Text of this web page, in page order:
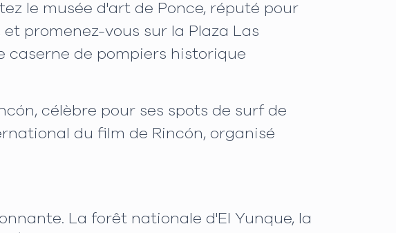
le musée d'art de Ponce, réputé pour
promenez-vous sur la Plaza Las
caserne de pompiers historique
célèbre pour ses spots de surf de
du film de Rincón, organisé
La forêt nationale d'El Yunque, la